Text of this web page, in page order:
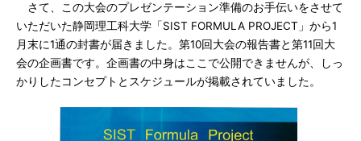
さて、この大会のプレゼンテーション準備のお手伝いをさせて
いただいた静岡理工科大学「SIST FORMULA PROJECT」から1
月末に1通の封書が届きました。第10回大会の報告書と第11回大
会の企画書です。企画書の中身はここで公開できませんが、しっ
かりしたコンセプトとスケジュールが掲載されていました。